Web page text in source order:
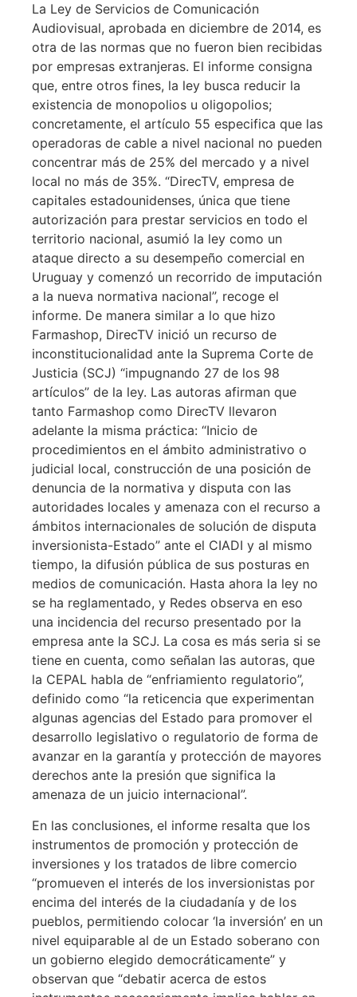
La Ley de Servicios de Comunicación
Audiovisual, aprobada en diciembre de 2014, es
otra de las normas que no fueron bien recibidas
por empresas extranjeras. El informe consigna
que, entre otros fines, la ley busca reducir la
existencia de monopolios u oligopolios;
concretamente, el artículo 55 especifica que las
operadoras de cable a nivel nacional no pueden
concentrar más de 25% del mercado y a nivel
local no más de 35%. “DirecTV, empresa de
capitales estadounidenses, única que tiene
autorización para prestar servicios en todo el
territorio nacional, asumió la ley como un
ataque directo a su desempeño comercial en
Uruguay y comenzó un recorrido de imputación
a la nueva normativa nacional”, recoge el
informe. De manera similar a lo que hizo
Farmashop, DirecTV inició un recurso de
inconstitucionalidad ante la Suprema Corte de
Justicia (SCJ) “impugnando 27 de los 98
artículos” de la ley. Las autoras afirman que
tanto Farmashop como DirecTV llevaron
adelante la misma práctica: “Inicio de
procedimientos en el ámbito administrativo o
judicial local, construcción de una posición de
denuncia de la normativa y disputa con las
autoridades locales y amenaza con el recurso a
ámbitos internacionales de solución de disputa
inversionista-Estado” ante el CIADI y al mismo
tiempo, la difusión pública de sus posturas en
medios de comunicación. Hasta ahora la ley no
se ha reglamentado, y Redes observa en eso
una incidencia del recurso presentado por la
empresa ante la SCJ. La cosa es más seria si se
tiene en cuenta, como señalan las autoras, que
la CEPAL habla de “enfriamiento regulatorio”,
definido como “la reticencia que experimentan
algunas agencias del Estado para promover el
desarrollo legislativo o regulatorio de forma de
avanzar en la garantía y protección de mayores
derechos ante la presión que significa la
amenaza de un juicio internacional”.
En las conclusiones, el informe resalta que los
instrumentos de promoción y protección de
inversiones y los tratados de libre comercio
“promueven el interés de los inversionistas por
encima del interés de la ciudadanía y de los
pueblos, permitiendo colocar ‘la inversión’ en un
nivel equiparable al de un Estado soberano con
un gobierno elegido democráticamente” y
observan que “debatir acerca de estos